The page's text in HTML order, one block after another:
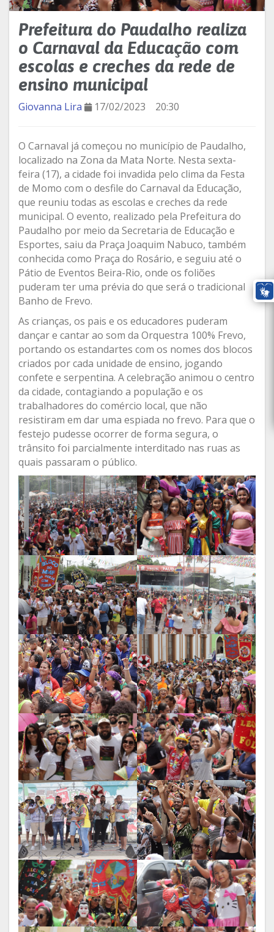
Prefeitura do Paudalho realiza
o Carnaval da Educação com
escolas e creches da rede de
ensino municipal
Giovanna Lira 17/02/2023 20:30
O Carnaval já começou no município de Paudalho,
localizado na Zona da Mata Norte. Nesta sexta-
feira (17), a cidade foi invadida pelo clima da Festa
de Momo com o desfile do Carnaval da Educação,
que reuniu todas as escolas e creches da rede
municipal. O evento, realizado pela Prefeitura do
Paudalho por meio da Secretaria de Educação e
Esportes, saiu da Praça Joaquim Nabuco, também
conhecida como Praça do Rosário, e seguiu até o
Pátio de Eventos Beira-Rio, onde os foliões
puderam ter uma prévia do que será o tradicional
Banho de Frevo.
As crianças, os pais e os educadores puderam
dançar e cantar ao som da Orquestra 100% Frevo,
portando os estandartes com os nomes dos blocos
criados por cada unidade de ensino, jogando
confete e serpentina. A celebração animou o centro
da cidade, contagiando a população e os
trabalhadores do comércio local, que não
resistiram em dar uma espiada no frevo. Para que o
festejo pudesse ocorrer de forma segura, o
trânsito foi parcialmente interditado nas ruas as
quais passaram o público.